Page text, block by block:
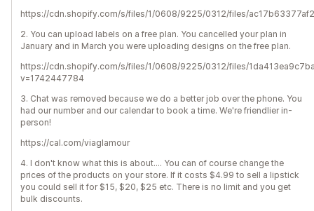
https://cdn.shopify.com/s/files/1/0608/9225/0312/files/
2. You can upload labels on a free plan. You cancelled your plan in
January and in March you were uploading designs on the free plan.
https://cdn.shopify.com/s/files/1/0608/9225/0312/files/
v=1742447784
3. Chat was removed because we do a better job over the phone. You
had our number and our calendar to book a time. We're friendlier in-
person!
https://cal.com/viaglamour
4. I don't know what this is about.... You can of course change the
prices of the products on your store. If it costs $4.99 to sell a lipstick
you could sell it for $15, $20, $25 etc. There is no limit and you get
bulk discounts.